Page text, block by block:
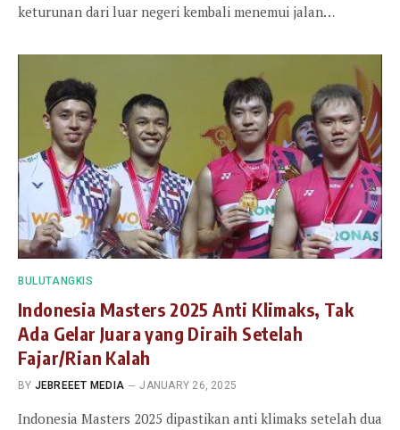
keturunan dari luar negeri kembali menemui jalan…
BULUTANGKIS
Indonesia Masters 2025 Anti Klimaks, Tak
Ada Gelar Juara yang Diraih Setelah
Fajar/Rian Kalah
BY JEBREEET MEDIA JANUARY 26, 2025
Indonesia Masters 2025 dipastikan anti klimaks setelah dua